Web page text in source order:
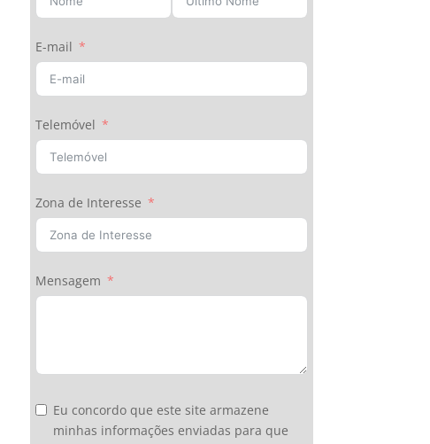
E-mail
Telemóvel
Zona de Interesse
Mensagem
Eu concordo que este site armazene
minhas informações enviadas para que